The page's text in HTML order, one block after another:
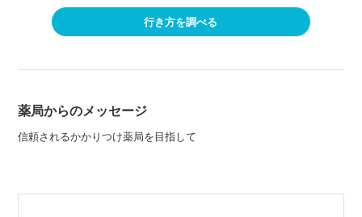
行き方を調べる
薬局からのメッセージ
信頼されるかかりつけ薬局を目指して